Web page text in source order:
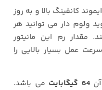
کانفینگ بالا و به روز
ولوم دار می توانید هر
مقدار رم این مانیتور
عمل بسیار بالایی را
64 گیگابایت
می باشد.